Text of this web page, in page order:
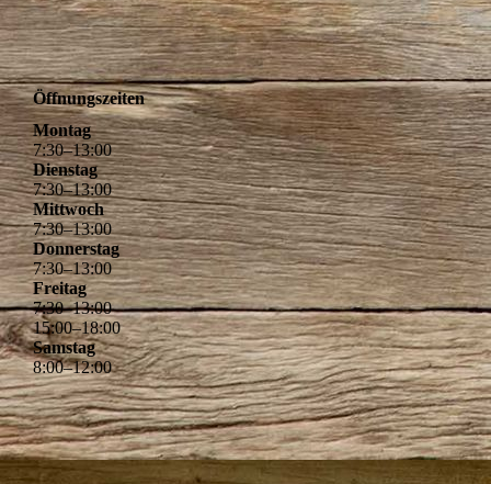
Öffnungszeiten
Montag
7:30–13:00
Dienstag
7:30–13:00
Mittwoch
7:30–13:00
Donnerstag
7:30–13:00
Freitag
7:30–13:00
15:00–18:00
Samstag
8:00–12:00